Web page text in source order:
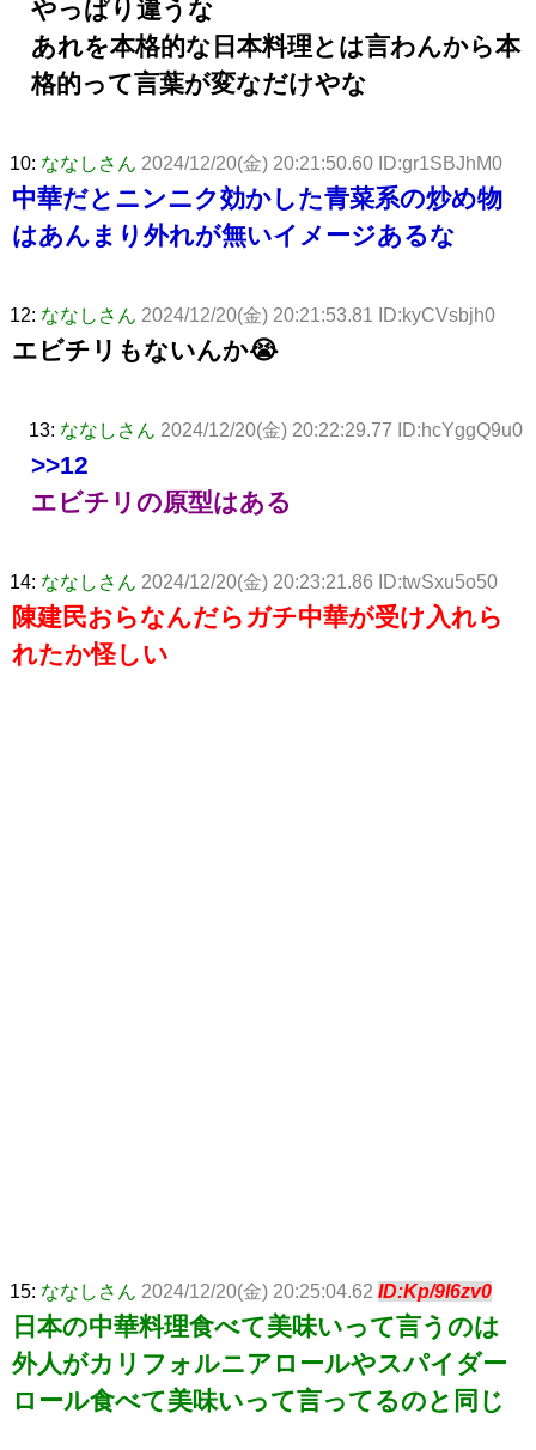
やっぱり違うな
あれを本格的な日本料理とは言わんから本
格的って言葉が変なだけやな
10: ななしさん 2024/12/20(金) 20:21:50.60 ID:gr1SBJhM0
中華だとニンニク効かした青菜系の炒め物
はあんまり外れが無いイメージあるな
12: ななしさん 2024/12/20(金) 20:21:53.81 ID:kyCVsbjh0
エビチリもないんか😭
13: ななしさん 2024/12/20(金) 20:22:29.77 ID:hcYggQ9u0
>>12
エビチリの原型はある
14: ななしさん 2024/12/20(金) 20:23:21.86 ID:twSxu5o50
陳建民おらなんだらガチ中華が受け入れら
れたか怪しい
15: ななしさん 2024/12/20(金) 20:25:04.62 ID:Kp/9l6zv0
日本の中華料理食べて美味いって言うのは
外人がカリフォルニアロールやスパイダー
ロール食べて美味いって言ってるのと同じ